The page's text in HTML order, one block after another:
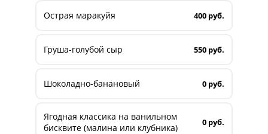
Острая маракуйя 400 руб.
Груша-голубой сыр 550 руб.
Шоколадно-банановый 0 руб.
Ягодная классика на ванильном
бисквите (малина или клубника)
0 руб.